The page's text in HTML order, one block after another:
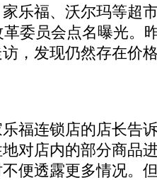
福、沃尔玛等超
委员会点名曝光。
，发现仍然存在价
连锁店的店长告
对店内的部分商品
便透露更多情况。